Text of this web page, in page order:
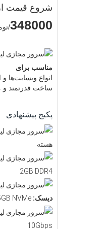
شروع قیمت
348000
/
مناسب برای
انواع وبسایت‌ها و
ساخت قدرتمند و
پکیج پیشنهادی
هسته
2GB DDR4
دیسک:
10Gbps